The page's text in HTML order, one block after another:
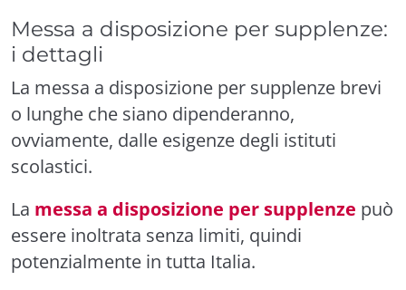
Messa a disposizione per supplenze:
i dettagli
La messa a disposizione per supplenze brevi
o lunghe che siano dipenderanno,
ovviamente, dalle esigenze degli istituti
scolastici.
La messa a disposizione per supplenze può
essere inoltrata senza limiti, quindi
potenzialmente in tutta Italia.